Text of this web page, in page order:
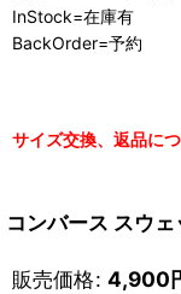
InStock=在庫有
BackOrder=予約
サイズ交換、返品に
コンバース スウ
販売価格: 4,900